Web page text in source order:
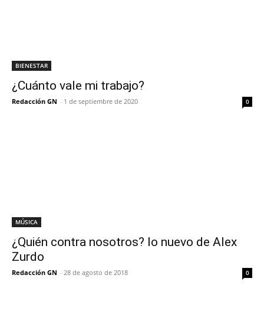
BIENESTAR
¿Cuánto vale mi trabajo?
Redacción GN - 1 de septiembre de 2020 0
MÚSICA
¿Quién contra nosotros? lo nuevo de Alex
Zurdo
Redacción GN - 28 de agosto de 2018 0